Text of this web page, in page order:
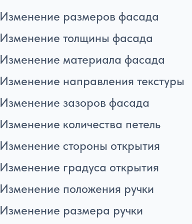
Изменение размеров фасада
Изменение толщины фасада
Изменение материала фасада
Изменение направления текстуры
Изменение зазоров фасада
Изменение количества петель
Изменение стороны открытия
Изменение градуса открытия
Изменение положения ручки
Изменение размера ручки